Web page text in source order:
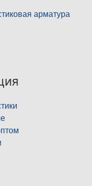
арматура